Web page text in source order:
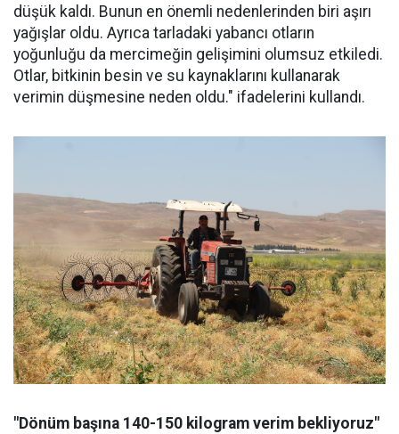
düşük kaldı. Bunun en önemli nedenlerinden biri aşırı
yağışlar oldu. Ayrıca tarladaki yabancı otların
yoğunluğu da mercimeğin gelişimini olumsuz etkiledi.
Otlar, bitkinin besin ve su kaynaklarını kullanarak
verimin düşmesine neden oldu." ifadelerini kullandı.
"Dönüm başına 140-150 kilogram verim bekliyoruz"